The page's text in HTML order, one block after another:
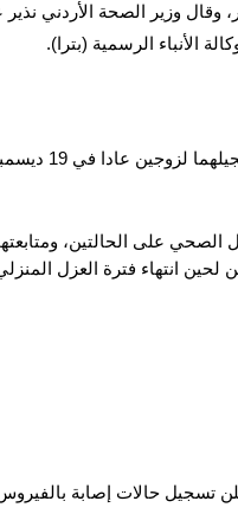
الأنباء الرسمية (بترا).
لحين انتهاء فترة العزل
تسجيل حالات إصابة